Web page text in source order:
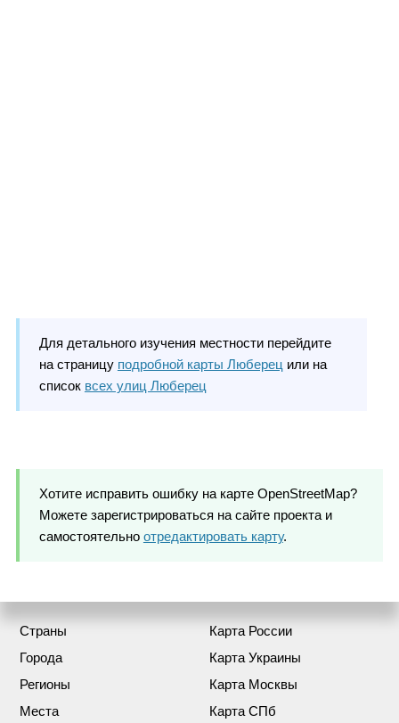
Для детального изучения местности перейдите
на страницу подробной карты Люберец или на
список всех улиц Люберец
Хотите исправить ошибку на карте OpenStreetMap?
Можете зарегистрироваться на сайте проекта и
самостоятельно отредактировать карту.
Страны
Города
Регионы
Места
Карта России
Карта Украины
Карта Москвы
Карта СПб